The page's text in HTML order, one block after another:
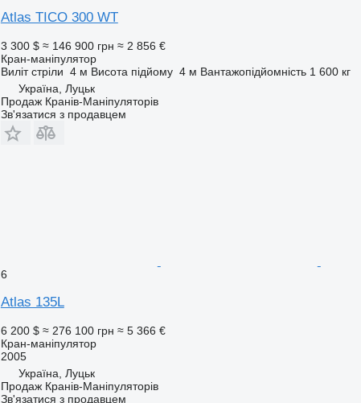
Atlas TICO 300 WT
3 300 $ ≈ 146 900 грн ≈ 2 856 €
Кран-маніпулятор
Виліт стріли 4 м Висота підйому 4 м Вантажопідйомність 1 600 кг
Україна, Луцьк
Продаж Кранів-Маніпуляторів
Зв'язатися з продавцем
6
Atlas 135L
6 200 $ ≈ 276 100 грн ≈ 5 366 €
Кран-маніпулятор
2005
Україна, Луцьк
Продаж Кранів-Маніпуляторів
Зв'язатися з продавцем